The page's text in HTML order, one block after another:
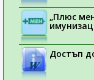
„Плюс
Достъп